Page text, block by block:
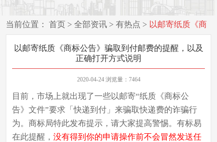
当前位置： 首页 > 全部资讯 > 有热点 > 以邮寄纸质《商
标公告》骗取到付邮费的提醒，以及正确打开方式说明
以邮寄纸质《商标公告》骗取到付邮费的提醒，以及
正确打开方式说明
2020-04-24 浏览量：7464
目前，市场上就出现了一些以邮寄“纸质《商标公
告》文件”要求「快递到付」来骗取快递费的诈骗行
为。商标局特此发布提示，请大家提高警惕。有标易
在此提醒， 没有得到你的申请操作前不会冒然发送任